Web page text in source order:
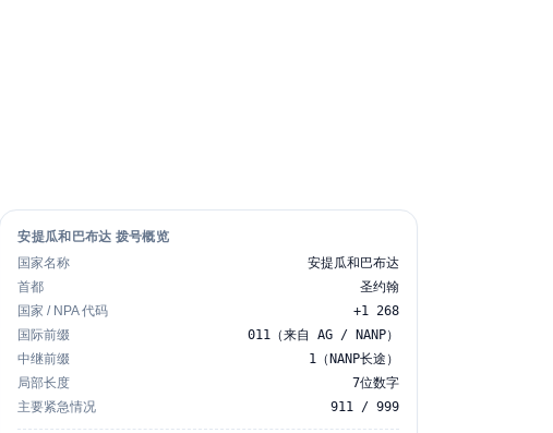
安提瓜和巴布达 拨号概览
国家名称
安提瓜和巴布达
首都
圣约翰
国家 / NPA 代码
+1 268
国际前缀
011（来自 AG / NANP）
中继前缀
1（NANP长途）
局部长度
7位数字
主要紧急情况
911 / 999